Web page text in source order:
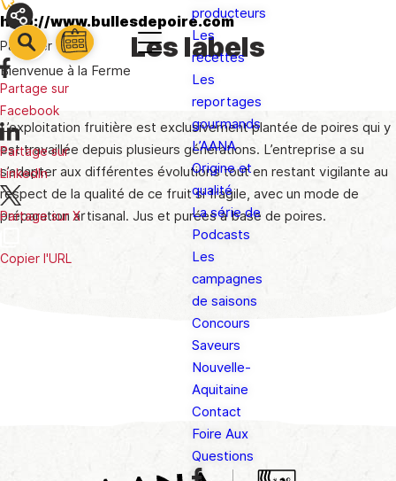
barre
barre
barre
producteurs
Les
recettes
Les
reportages
gourmands
L’AANA
Origine et
qualité
La série de
Podcasts
Les
campagnes
de saisons
Concours
Saveurs
Nouvelle-
Aquitaine
Contact
Foire Aux
Questions
http://www.bullesdepoire.com
Les labels
Bienvenue à la Ferme
L’exploitation fruitière est exclusivement plantée de poires qui y
est travaillée depuis plusieurs générations. L’entreprise a su
s’adapter aux différentes évolutions tout en restant vigilante au
respect de la qualité de ce fruit si fragile, avec un mode de
préparation artisanal. Jus et purées à base de poires.
Partager
Partage sur
Facebook
Partage sur
LinkedIn
Partage sur X
Copier l'URL